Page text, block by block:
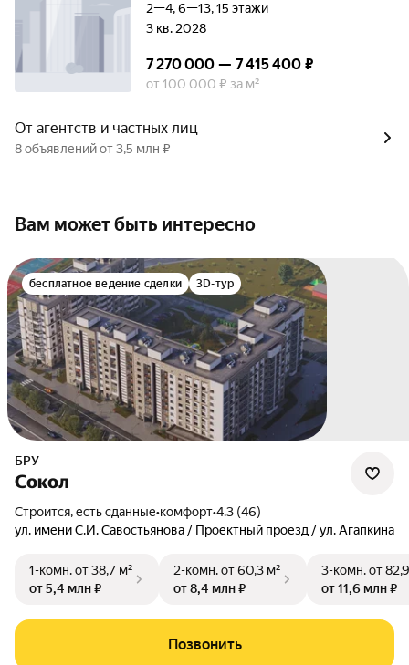
2—4, 6—13, 15 этажи
3 кв. 2028
7 270 000 — 7 415 400 ₽
от 100 000 ₽ за м²
От агентств и частных лиц
8 объявлений от 3,5 млн ₽
Вам может быть интересно
бесплатное ведение сделки 3D-тур
БРУ
Сокол
Строится, есть сданные•комфорт•4.3 (46)
ул. имени С.И. Савостьянова / Проектный проезд / ул. Агапкина
1-комн.от 38,7 м²
от 5,4 млн ₽
2-комн.от 60,3 м²
от 8,4 млн ₽
3-комн.от
от 11,6 млн ₽
Позвонить